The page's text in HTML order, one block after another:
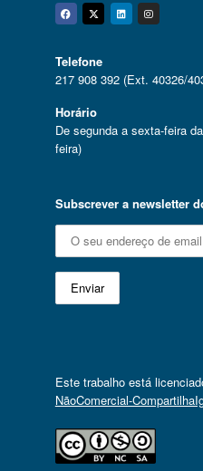
Facebook
Twitter
Telefone
217 908 392 (Ext. 40326/
Horário
De segunda a sexta-feira
feira)
Subscrever a newsletter
Este trabalho está
NãoComercial-